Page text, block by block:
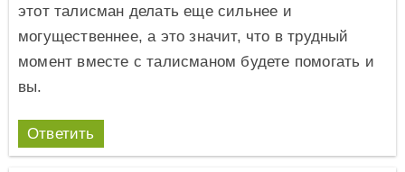
этот талисман делать еще сильнее и
могущественнее, а это значит, что в трудный
момент вместе с талисманом будете помогать и
вы.
Ответить